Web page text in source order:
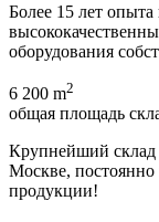
Более 15 лет
оборудования
6 200 m2
общая площадь
Крупнейший
Москве,
продукции!